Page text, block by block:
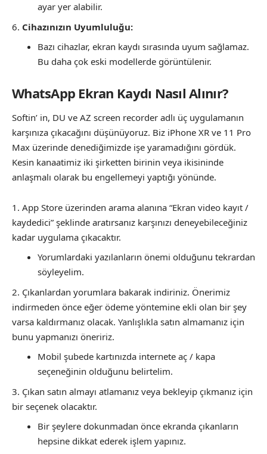
ayar yer alabilir.
Cihazınızın Uyumluluğu:
Bazı cihazlar, ekran kaydı sırasında uyum sağlamaz.
Bu daha çok eski modellerde görüntülenir.
WhatsApp Ekran Kaydı Nasıl Alınır?
Softin’ in, DU ve AZ screen recorder adlı üç uygulamanın
karşınıza çıkacağını düşünüyoruz. Biz iPhone XR ve 11 Pro
Max üzerinde denediğimizde işe yaramadığını gördük.
Kesin kanaatimiz iki şirketten birinin veya ikisininde
anlaşmalı olarak bu engellemeyi yaptığı yönünde.
App Store üzerinden arama alanına “Ekran video kayıt /
kaydedici” şeklinde aratırsanız karşınızı deneyebileceğiniz
kadar uygulama çıkacaktır.
Yorumlardaki yazılanların önemi olduğunu tekrardan
söyleyelim.
Çıkanlardan yorumlara bakarak indiriniz. Önerimiz
indirmeden önce eğer ödeme yöntemine ekli olan bir şey
varsa kaldırmanız olacak. Yanlışlıkla satın almamanız için
bunu yapmanızı öneririz.
Mobil şubede kartınızda internete aç / kapa
seçeneğinin olduğunu belirtelim.
Çıkan satın almayı atlamanız veya bekleyip çıkmanız için
bir seçenek olacaktır.
Bir şeylere dokunmadan önce ekranda çıkanların
hepsine dikkat ederek işlem yapınız.